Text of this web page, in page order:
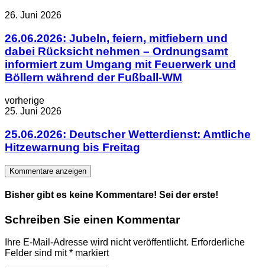
26. Juni 2026
26.06.2026: Jubeln, feiern, mitfiebern und
dabei Rücksicht nehmen – Ordnungsamt
informiert zum Umgang mit Feuerwerk und
Böllern während der Fußball-WM
vorherige
25. Juni 2026
25.06.2026: Deutscher Wetterdienst: Amtliche
Hitzewarnung bis Freitag
Kommentare anzeigen
Bisher gibt es keine Kommentare! Sei der erste!
Schreiben Sie einen Kommentar
Ihre E-Mail-Adresse wird nicht veröffentlicht. Erforderliche
Felder sind mit* markiert